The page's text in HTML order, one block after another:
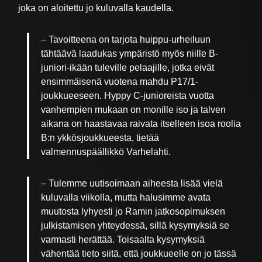
joka on aloitettu jo kuluvalla kaudella.
– Tavoitteena on tarjota huippu-urheiluun
tähtäävä laadukas ympäristö myös niille B-
juniori-ikään tuleville pelaajille, jotka eivät
ensimmäisenä vuotena mahdu P17/1-
joukkueeseen. Hyppy C-junioreista vuotta
vanhempien mukaan on monille iso ja talven
aikana on haastavaa raivata itselleen isoa roolia
B:n ykkösjoukkueesta, tietää
valmennuspäällikkö Varhelahti.
– Tulemme uutisoimaan aiheesta lisää vielä
kuluvalla viikolla, mutta halusimme avata
muutosta lyhyesti jo Ramin jatkosopimuksen
julkistamisen yhteydessä, sillä kysymyksiä se
varmasti herättää. Toisaalta kysymyksiä
vähentää tieto siitä, että joukkueelle on jo tässä